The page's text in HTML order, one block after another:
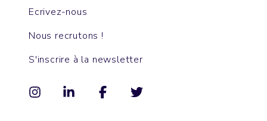
Ecrivez-nous
Nous recrutons !
S'inscrire à la newsletter